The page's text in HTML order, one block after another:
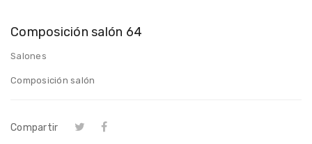
Composición salón 64
Salones
Composición salón
Compartir